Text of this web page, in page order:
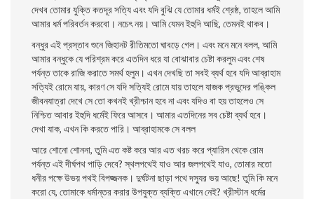
দেখব তােমার যুক্তি কতদূর সত্যি এবং যদি বুঝি যে তােমার ধর্মই শ্রেষ্ঠ, তাহলে আমি
আমার ধর্ম পরিবর্তন করবাে। নচেৎ নয়। আমি যেমন ইহুদি আছি, তেমনই থাকব।
বন্ধুর এই প্রস্তাব শুনে জিহানট রীতিমতাে ঘাবড়ে গেল। এবং মনে মনে বলল, আমি
আমার বন্ধুকে যে পরিশ্রম করে এতদিন ধরে যা বােঝাবার চেষ্টা করলুম এবং শেষ
পর্যন্ত তাকে রাজি করাতে সমর্থ হলুম। এখন দেখছি তা সবই ব্যর্থ হবে যদি আব্রাহাম
সত্যিই রােমে যায়, কারণ সে যদি সত্যিই রােমে যায় তাহলে যাজক প্রভুদের পঙ্কিল
জীবনযাত্রা দেখে সে তাে কখনই খ্রীশ্চান হবে না এবং যদিও বা হয় তাহলেও সে
নিশ্চিত আবার ইহুদি ধর্মেই ফিরে আসবে। আমার এতদিনের সব চেষ্টা ব্যর্থ হবে।
দেখা যাক, এখন কি করতে পারি। আব্রাহামকে সে বলল
আরে শােনাে শােননা, তুমি এত কষ্ট করে আর এত খরচ করে প্যারিস থেকে রােম
পর্যন্ত এই দীর্ঘপথ পাড়ি দেবে? স্থলপথেই যাও আর জলপথেই যাও, তােমার মতাে
ধনীর পক্ষে উভয় পথইবিপজ্জনক। দুর্ঘটনা ছাড়া পথে দস্যুর ভয় আছে! তুমি কি মনে
করাে যে, তােমাকে ধর্মান্তর করার উপযুক্ত ব্যক্তি এখানে নেই? খ্রীস্টান ধর্মের